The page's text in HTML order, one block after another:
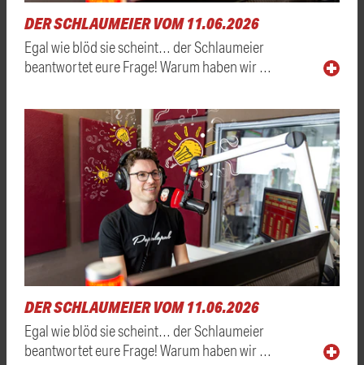
DER SCHLAUMEIER VOM 11.06.2026
Egal wie blöd sie scheint… der Schlaumeier
beantwortet eure Frage! Warum haben wir …
DER SCHLAUMEIER VOM 11.06.2026
Egal wie blöd sie scheint… der Schlaumeier
beantwortet eure Frage! Warum haben wir …